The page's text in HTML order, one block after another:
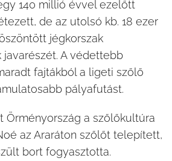
140 millió évvel ezelőtt
de az utolsó kb. 18 ezer
jégkorszak
A védettebb
fajtákból a ligeti szőlő
pályafutást.
Örményország a szőlőkultúra
az Araráton szőlőt telepített,
bort fogyasztotta.